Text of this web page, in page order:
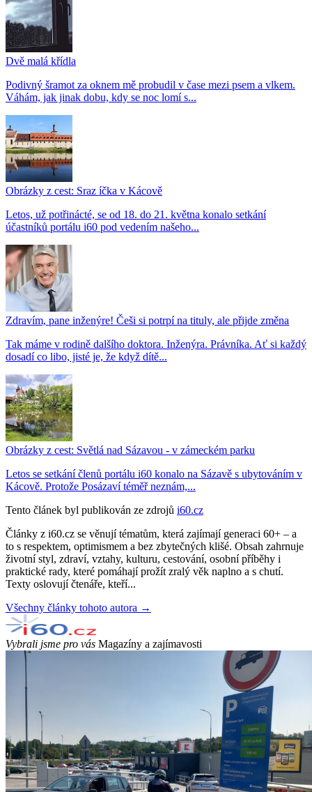
Dvě malá křídla
Podivný šramot za oknem mě probudil v čase mezi psem a vlkem.
Váhám, jak jinak dobu, kdy se noc lomí s...
Obrázky z cest: Sraz íčka v Kácově
Letos, už potřinácté, se od 18. do 21. května konalo setkání
účastníků portálu i60 pod vedením našeho...
Zdravím, pane inženýre! Češi si potrpí na tituly, ale přijde změna
Tak máme v rodině dalšího doktora. Inženýra. Právníka. Ať si každý
dosadí co libo, jisté je, že když dítě...
Obrázky z cest: Světlá nad Sázavou - v zámeckém parku
Letos se setkání členů portálu i60 konalo na Sázavě s ubytováním v
Kácově. Protože Posázaví téměř neznám,...
Tento článek byl publikován ze zdrojů i60.cz
Články z i60.cz se věnují tématům, která zajímají generaci 60+ – a
to s respektem, optimismem a bez zbytečných klišé. Obsah zahrnuje
životní styl, zdraví, vztahy, kulturu, cestování, osobní příběhy i
praktické rady, které pomáhají prožít zralý věk naplno a s chutí.
Texty oslovují čtenáře, kteří...
Všechny články tohoto autora →
Vybrali jsme pro vás Magazíny a zajímavosti